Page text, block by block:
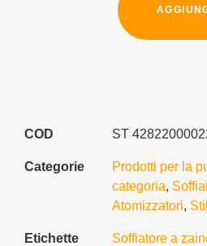
COD ST
Categorie Prodotti per la
categoria,
Atomizzatori,
Etichette Soffiatore a